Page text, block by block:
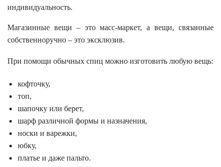
индивидуальность.
Магазинные вещи – это масс-маркет, а вещи, связанные
собственноручно – это эксклюзив.
При помощи обычных спиц можно изготовить любую вещь:
кофточку,
топ,
шапочку или берет,
шарф различной формы и назначения,
носки и варежки,
юбку,
платье и даже пальто.